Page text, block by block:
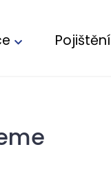
Pojištění